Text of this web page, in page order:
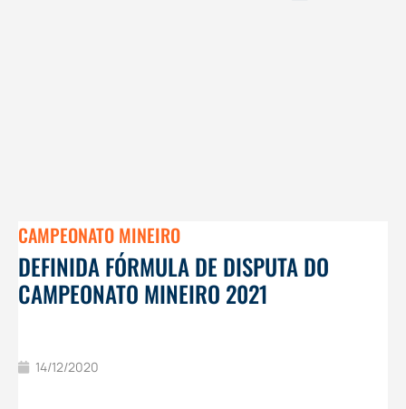
CAMPEONATO MINEIRO
DEFINIDA FÓRMULA DE DISPUTA DO
CAMPEONATO MINEIRO 2021
14/12/2020